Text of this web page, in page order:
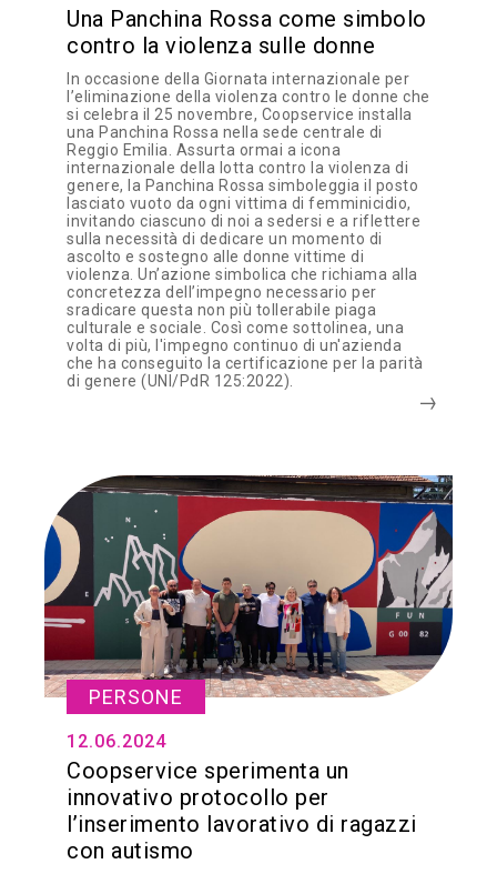
Una Panchina Rossa come simbolo
contro la violenza sulle donne
In occasione della Giornata internazionale per
l’eliminazione della violenza contro le donne che
si celebra il 25 novembre, Coopservice installa
una Panchina Rossa nella sede centrale di
Reggio Emilia. Assurta ormai a icona
internazionale della lotta contro la violenza di
genere, la Panchina Rossa simboleggia il posto
lasciato vuoto da ogni vittima di femminicidio,
invitando ciascuno di noi a sedersi e a riflettere
sulla necessità di dedicare un momento di
ascolto e sostegno alle donne vittime di
violenza. Un’azione simbolica che richiama alla
concretezza dell’impegno necessario per
sradicare questa non più tollerabile piaga
culturale e sociale. Così come sottolinea, una
volta di più, l'impegno continuo di un'azienda
che ha conseguito la certificazione per la parità
di genere (UNI/PdR 125:2022).
PERSONE
12.06.2024
Coopservice sperimenta un
innovativo protocollo per
l’inserimento lavorativo di ragazzi
con autismo